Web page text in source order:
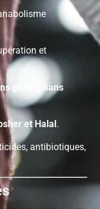
et
gluten, sans
et Halal.
antibiotiques,